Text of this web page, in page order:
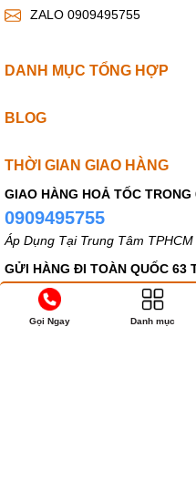
ZALO 0909495755
DANH MỤC TỔNG HỢP
BLOG
THỜI GIAN GIAO HÀNG
GIAO HÀNG HOẢ TỐC
0909495755
Áp Dụng Tại Trung Tâm
GỬI HÀNG ĐI TOÀN QUỐC 63
0909495755
Thời gian nhận hàng 1-4 Ngày
Gọi Ngay Danh mục